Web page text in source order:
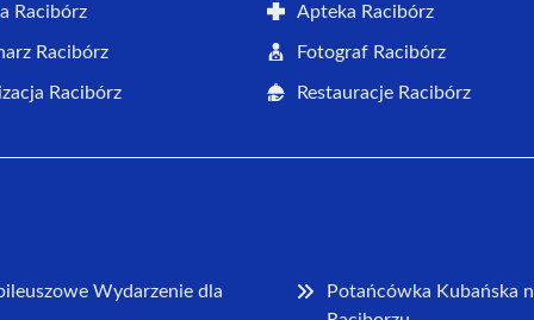
Racibórz Apteka Racibórz
Racibórz Fotograf Racibórz
Racibórz Restauracje Racibórz
Wydarzenie dla
Potańcówka Kubańska